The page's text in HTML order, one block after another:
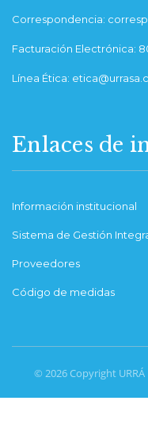
Correspondencia:
Facturación Electrónica:
Línea Ética:
Enlaces de
Información institucional
Sistema de Gestión
Proveedores
Código de medidas
© 2026 Copyright